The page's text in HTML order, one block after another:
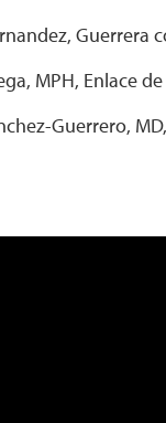
Guerrera
MPH, Enlace
Guerrero,